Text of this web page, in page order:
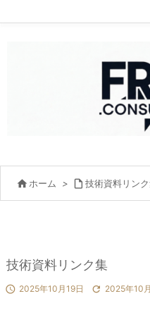
 ホーム >  技術資料リン
技術資料リンク集
 2025年10月19日  2025年10